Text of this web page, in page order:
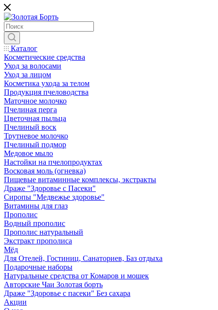
Каталог
Косметические средства
Уход за волосами
Уход за лицом
Косметика ухода за телом
Продукция пчеловодства
Маточное молочко
Пчелиная перга
Цветочная пыльца
Пчелиный воск
Трутневое молочко
Пчелиный подмор
Медовое мыло
Настойки на пчелопродуктах
Восковая моль (огневка)
Пищевые витаминные комплексы, экстракты
Драже "Здоровье с Пасеки"
Сиропы "Медвежье здоровье"
Витамины для глаз
Прополис
Водный прополис
Прополис натуральный
Экстракт прополиса
Мёд
Для Отелей, Гостиниц, Санаториев, Баз отдыха
Подарочные наборы
Натуральные средства от Комаров и мошек
Авторские Чаи Золотая борть
Драже "Здоровье с пасеки" Без сахара
Акции